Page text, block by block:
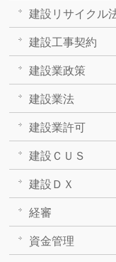
建設リサイクル
建設工事契約
建設業政策
建設業法
建設業許可
建設ＣＵＳ
建設ＤＸ
経審
資金管理